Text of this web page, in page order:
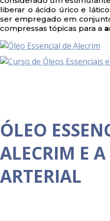
liberar o ácido úrico e
ser empregado em
compressas tópicas para a
ÓLEO
ALECRIM E A
ARTERIAL